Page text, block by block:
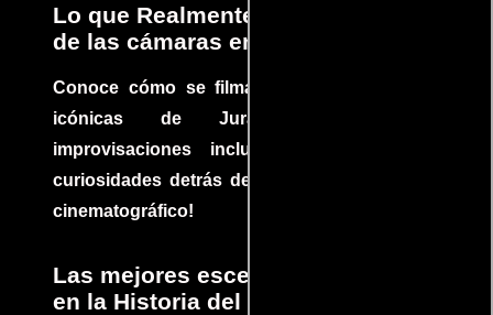
Lo que Realmente Sucedió detrás
de las cámaras en Jurassic Park
Conoce cómo se filmaron algunas escenas
icónicas de Jurassic Park, con
improvisaciones incluidas. ¡Descubre las
curiosidades detrás del rodaje de un clásico
cinematográfico!
Las mejores escenas de acción
en la Historia del cine